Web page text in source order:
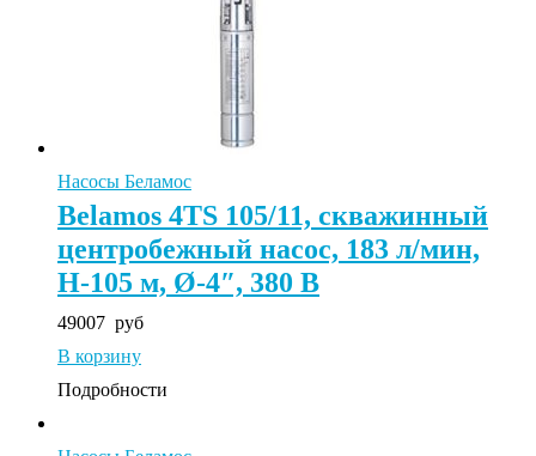
Насосы Беламос
Belamos 4TS 105/11, скважинный
центробежный насос, 183 л/мин,
Н-105 м, Ø-4″, 380 В
49007 руб
В корзину
Подробности